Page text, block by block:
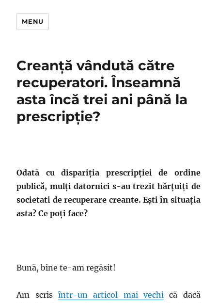
MENU
Creanță vândută către
recuperatori. Înseamnă
asta încă trei ani până la
prescripție?
Odată cu dispariția prescripției de ordine
publică, mulți datornici s-au trezit hărțuiți de
societati de recuperare creante. Ești în situația
asta? Ce poți face?
Bună, bine te-am regăsit!
Am scrisîntr-un articol mai vechică dacă